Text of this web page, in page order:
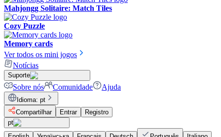
Mahjongg Solitaire: Match Tiles
Cozy Puzzle
Memory cards
Ver todos os mini jogos
Notícias
Suporte
Sobre nós Comunidade Ajuda
Idioma: pt
Compartilhar
Entrar
Registro
pt